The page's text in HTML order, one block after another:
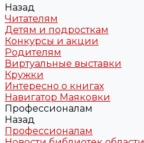
Назад
Читателям
Детям и подросткам
Конкурсы и акции
Родителям
Виртуальные выставки
Кружки
Интересно о книгах
Навигатор Маяковки
Профессионалам
Назад
Профессионалам